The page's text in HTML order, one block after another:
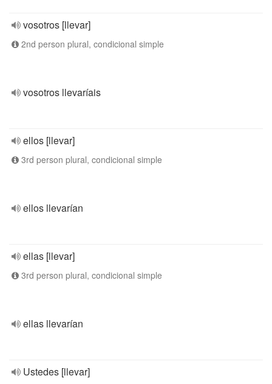
vosotros [llevar]
2nd person plural, condicional simple
vosotros llevaríais
ellos [llevar]
3rd person plural, condicional simple
ellos llevarían
ellas [llevar]
3rd person plural, condicional simple
ellas llevarían
Ustedes [llevar]